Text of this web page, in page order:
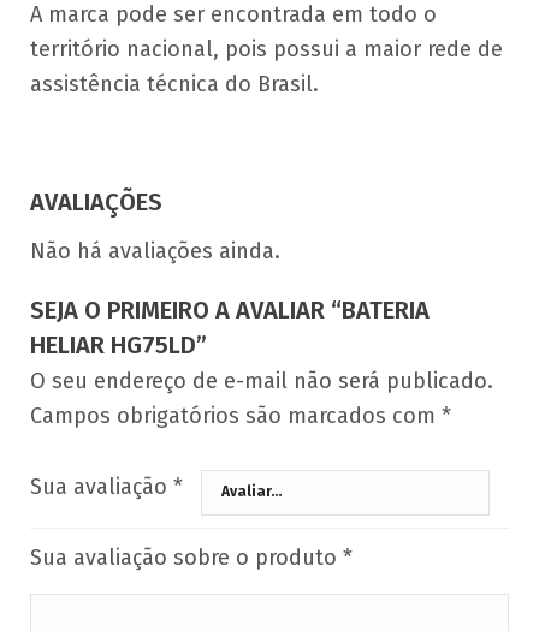
A marca pode ser encontrada em todo o
território nacional, pois possui a maior rede de
assistência técnica do Brasil.
AVALIAÇÕES
Não há avaliações ainda.
SEJA O PRIMEIRO A AVALIAR “BATERIA
HELIAR HG75LD”
O seu endereço de e-mail não será publicado.
Campos obrigatórios são marcados com *
Sua avaliação *
Sua avaliação sobre o produto *